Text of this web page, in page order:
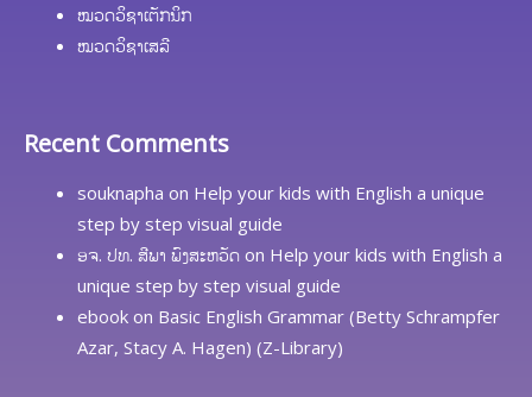
ໝວດວິຊາເຕັກນິກ
ໝວດວິຊາເສລີ
Recent Comments
souknapha on Help your kids with English a unique
step by step visual guide
ອຈ. ປທ. ສີພາ ພົງສະຫວັດ on Help your kids with English a
unique step by step visual guide
ebook on Basic English Grammar (Betty Schrampfer
Azar, Stacy A. Hagen) (Z-Library)